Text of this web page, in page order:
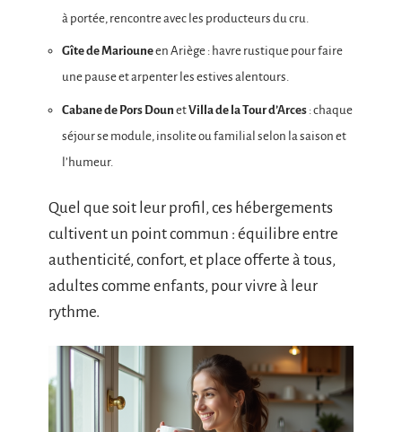
à portée, rencontre avec les producteurs du cru.
Gîte de Mariouneen Ariège : havre rustique pour faire
une pause et arpenter les estives alentours.
Cabane de Pors Doun etVilla de la Tour d’Arces : chaque
séjour se module, insolite ou familial selon la saison et
l’humeur.
Quel que soit leur profil, ces hébergements
cultivent un point commun : équilibre entre
authenticité, confort, et place offerte à tous,
adultes comme enfants, pour vivre à leur
rythme.